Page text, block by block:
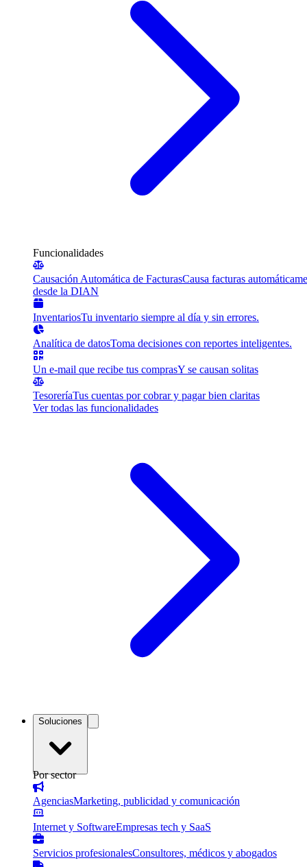
Funcionalidades
Causación Automática de FacturasCausa facturas
desde la DIAN
InventariosTu inventario siempre al día y sin errores.
Analítica de datosToma decisiones con reportes inteligentes.
Un e-mail que recibe tus comprasY se causan solitas
TesoreríaTus cuentas por cobrar y pagar bien claritas
Ver todas las funcionalidades
Soluciones
Por sector
AgenciasMarketing, publicidad y comunicación
Internet y SoftwareEmpresas tech y SaaS
Servicios profesionalesConsultores, médicos y abogados